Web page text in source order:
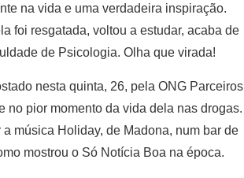
na vida e uma verdadeira inspiração.
foi resgatada, voltou a estudar, acaba de
de Psicologia. Olha que virada!
nesta quinta, 26, pela ONG Parceiros
no pior momento da vida dela nas drogas.
música Holiday, de Madona, num bar de
mostrou o Só Notícia Boa na época.